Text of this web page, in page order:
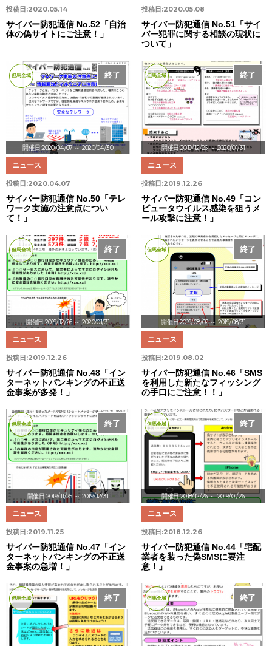
投稿日:2020.05.14
サイバー防犯通信 No.52「自治
体の偽サイトにご注意！」
投稿日:2020.05.08
サイバー防犯通信 No.51「サイ
バー犯罪に関する相談の現状に
ついて」
開催日:2020/04/07 ～ 2020/04/30
終了
但馬全域
投稿日:2020.04.07
ニュース
サイバー防犯通信 No.50「テレ
ワーク実施の注意点につい
て！」
開催日:2019/12/26～ 2020/01/31
終了
但馬全域
投稿日:2019.12.26
ニュース
サイバー防犯通信 No.49「コン
ピュータウイルス感染を狙うメ
ール攻撃に注意！」
開催日:2019/12/26 ～ 2020/01/31
終了
但馬全域
投稿日:2019.12.26
ニュース
サイバー防犯通信 No.48「イン
ターネットバンキングの不正送
金事案が多発！」
開催日:2019/08/02～ 2019/08/31
終了
但馬全域
投稿日:2019.08.02
ニュース
サイバー防犯通信 No.46「SMS
を利用した新たなフィッシング
の手口にご注意！！」
開催日:2019/11/25 ～ 2019/12/31
終了
但馬全域
投稿日:2019.11.25
ニュース
サイバー防犯通信 No.47「イン
ターネットバンキングの不正送
金事案の急増！」
開催日:2018/12/26～ 2019/01/26
終了
但馬全域
投稿日:2018.12.26
ニュース
サイバー防犯通信 No.44「宅配
業者を装った偽SMSに要注
意！」
終了
但馬全域 終了
但馬全域